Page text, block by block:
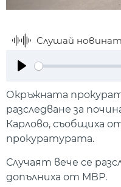
Слушай
Окръжната
разследване за
Карлово, съобщиха
прокуратурата.
Случаят вече се
допълниха от МВР.